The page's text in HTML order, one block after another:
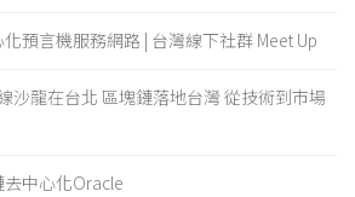
預言機服務網路 | 台灣線下社群 Meet Up
沙龍在台北 區塊鏈落地台灣 從技術到市場
中心化Oracle